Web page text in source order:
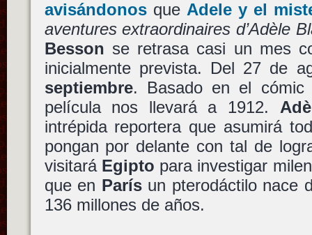
avisándonosque Adele y el
aventures extraordinaires d’Adèle
Besson se retrasa casi un mes
inicialmente prevista. Del 27 de
septiembre. Basado en el
película nos llevará a 1912.
intrépida reportera que asumirá
pongan por delante con tal de
visitará Egipto para investigar
que en Parísun pterodáctilo nace
136 millones de años.